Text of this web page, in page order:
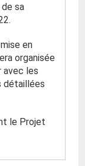
sa
en
organisée
avec les
détaillées
le Projet